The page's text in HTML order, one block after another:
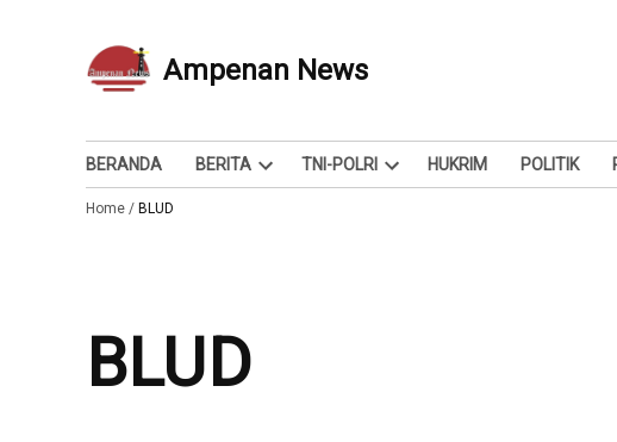
Ampenan News
Berita dan Info
BERANDA BERITA
Open
TNI-POLRI
Open
HUKRIM POLITIK
Home / BLUD
BLUD